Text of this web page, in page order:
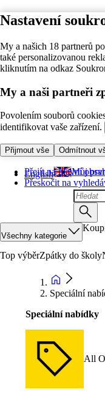
Nastavení
My a našich 18 partnerů
také personalizovanou
kliknutím na odkaz
My a naši partneři
Povolením souborů
identifikovat vaše zařízení.
Přijmout vše Odmítnout
Přejít na hlavní
Přeskočit na
English Můj
Všechny kategorie
Top výběrZpátky do školy
Speciální
Speciální nabídky
All